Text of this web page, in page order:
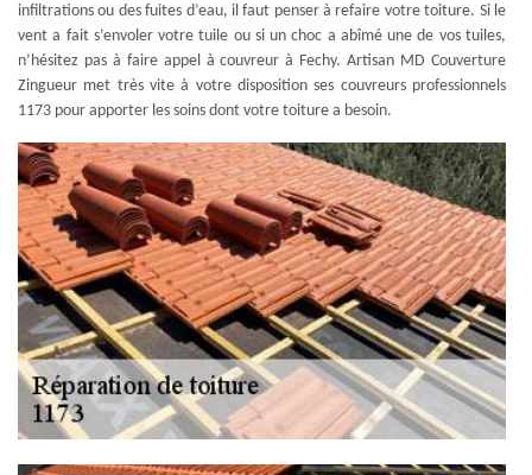
infiltrations ou des fuites d’eau, il faut penser à refaire votre toiture. Si le
vent a fait s’envoler votre tuile ou si un choc a abîmé une de vos tuiles,
n’hésitez pas à faire appel à couvreur à Fechy. Artisan MD Couverture
Zingueur met très vite à votre disposition ses couvreurs professionnels
1173 pour apporter les soins dont votre toiture a besoin.